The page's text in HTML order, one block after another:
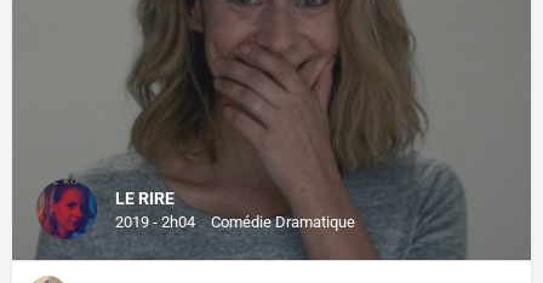
LE RIRE
2019 - 2h04 Comédie Dramatique